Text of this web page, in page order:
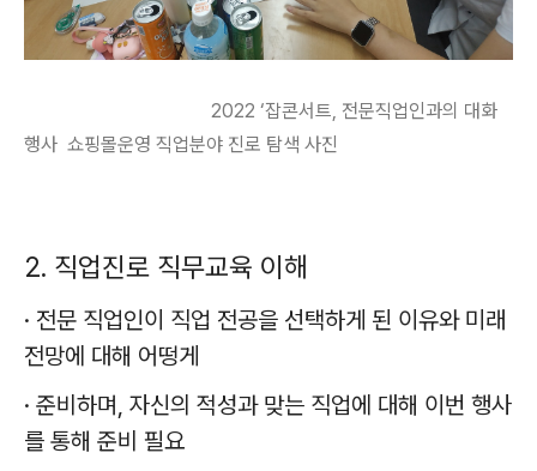
2022 ‘잡콘서트, 전문직업인과의 대화
행사 쇼핑몰운영 직업분야 진로 탐색 사진
2. 직업진로 직무교육 이해
· 전문 직업인이 직업 전공을 선택하게 된 이유와 미래
전망에 대해 어떵게
· 준비하며, 자신의 적성과 맞는 직업에 대해 이번 행사
를 통해 준비 필요